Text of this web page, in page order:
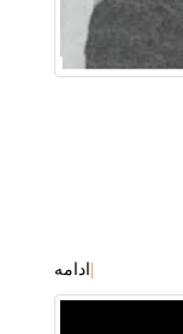
ادامه